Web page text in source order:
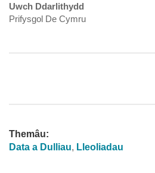
Uwch Ddarlithydd
Prifysgol De Cymru
Themâu:
Data a Dulliau, Lleoliadau